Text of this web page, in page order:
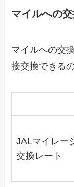
マイルへの
マイルへの交
接交換できる
JALマイレー
交換レート